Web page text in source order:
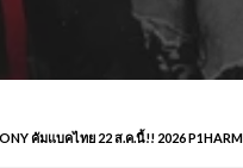
คัมแบคไทย 22 ส.ค.นี้!! 2026